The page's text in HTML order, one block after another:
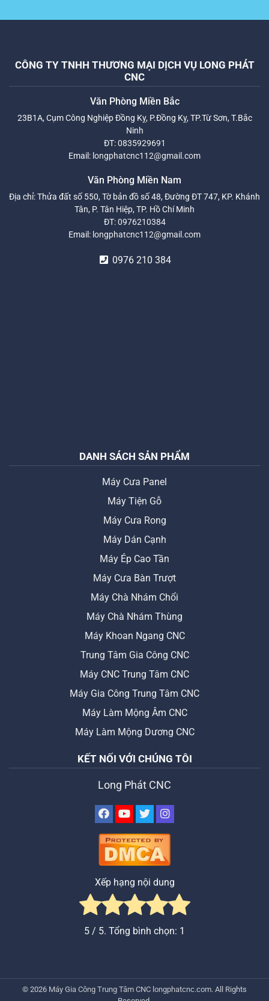
CÔNG TY TNHH THƯƠNG MẠI DỊCH VỤ LONG PHÁT
CNC
Văn Phòng Miền Bắc
23B1A, Cụm Công Nghiệp Đồng Kỵ, P.Đồng Kỵ, TP.Từ Sơn, T.Bắc
Ninh
ĐT:0835929691
Email: longphatcnc112@gmail.com
Văn Phòng Miền Nam
Địa chỉ: Thửa đất số 550, Tờ bản đồ số 48, Đường ĐT 747, KP. Khánh
Tân, P. Tân Hiệp, TP. Hồ Chí Minh
ĐT:0976210384
Email: longphatcnc112@gmail.com
0976 210 384
DANH SÁCH SẢN PHẨM
Máy Cưa Panel
Máy Tiện Gỗ
Máy Cưa Rong
Máy Dán Cạnh
Máy Ép Cao Tần
Máy Cưa Bàn Trượt
Máy Chà Nhám Chổi
Máy Chà Nhám Thùng
Máy Khoan Ngang CNC
Trung Tâm Gia Công CNC
Máy CNC Trung Tâm CNC
Máy Gia Công Trung Tâm CNC
Máy Làm Mộng Âm CNC
Máy Làm Mộng Dương CNC
KẾT NỐI VỚI CHÚNG TÔI
Long Phát CNC
Xếp hạng nội dung
5 / 5. Tổng bình chọn: 1
© 2026 Máy Gia Công Trung Tâm CNC longphatcnc.com. All Rights